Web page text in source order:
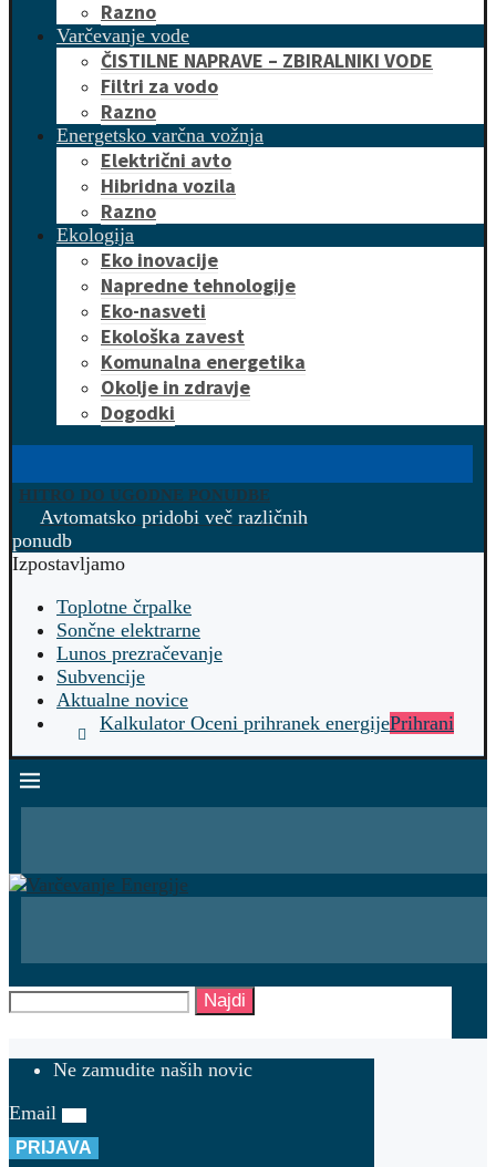
Razno
Varčevanje vode
ČISTILNE NAPRAVE – ZBIRALNIKI VODE
Filtri za vodo
Razno
Energetsko varčna vožnja
Električni avto
Hibridna vozila
Razno
Ekologija
Eko inovacije
Napredne tehnologije
Eko-nasveti
Ekološka zavest
Komunalna energetika
Okolje in zdravje
Dogodki
HITRO DO UGODNE PONUDBE
Avtomatsko pridobi več različnih
ponudb
Izpostavljamo
Toplotne črpalke
Sončne elektrarne
Lunos prezračevanje
Subvencije
Aktualne novice
Kalkulator Oceni prihranek energijePrihrani
Najdi
Ne zamudite naših novic
Email
PRIJAVA